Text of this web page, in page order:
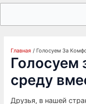
Главная Голосуем За
Голосуем
среду
Друзья, в нашей